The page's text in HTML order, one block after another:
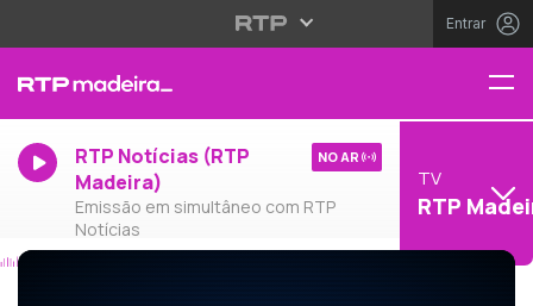
Entrar
RTP Notícias (RTP
Madeira)
Emissão em simultâneo com RTP
Notícias
NO AR
TV
RTP